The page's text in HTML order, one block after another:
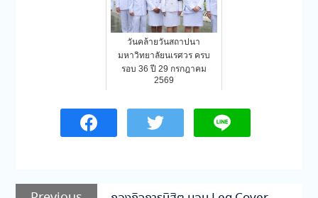
วันคล้ายวันสถาปนา
มหาวิทยาลัยนเรศวร ครบ
รอบ 36 ปี 29 กรกฎาคม
2569
แนะแนว
Previous